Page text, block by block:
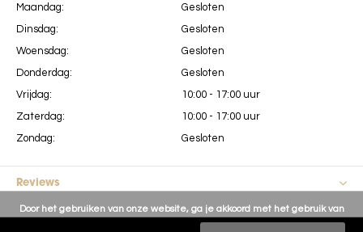
Maandag:
Dinsdag:
Woensdag:
Donderdag:
Vrijdag:
Zaterdag:
Zondag:
Gesloten
Gesloten
Gesloten
Gesloten
10:00 - 17:00 uur
10:00 - 17:00 uur
Gesloten
Reviews
Door het gebruiken van onze website, ga je akkoord met het gebruik van